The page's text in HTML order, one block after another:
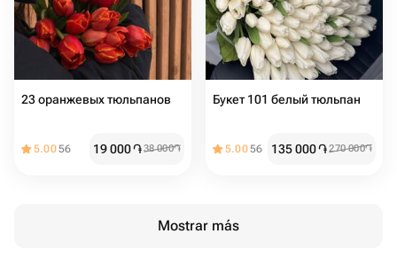
23 оранжевых тюльпанов
5.0056 19 000֏38 000֏
Букет 101 белый тюльпан
5.0056 135 000֏270 000֏
Mostrar más